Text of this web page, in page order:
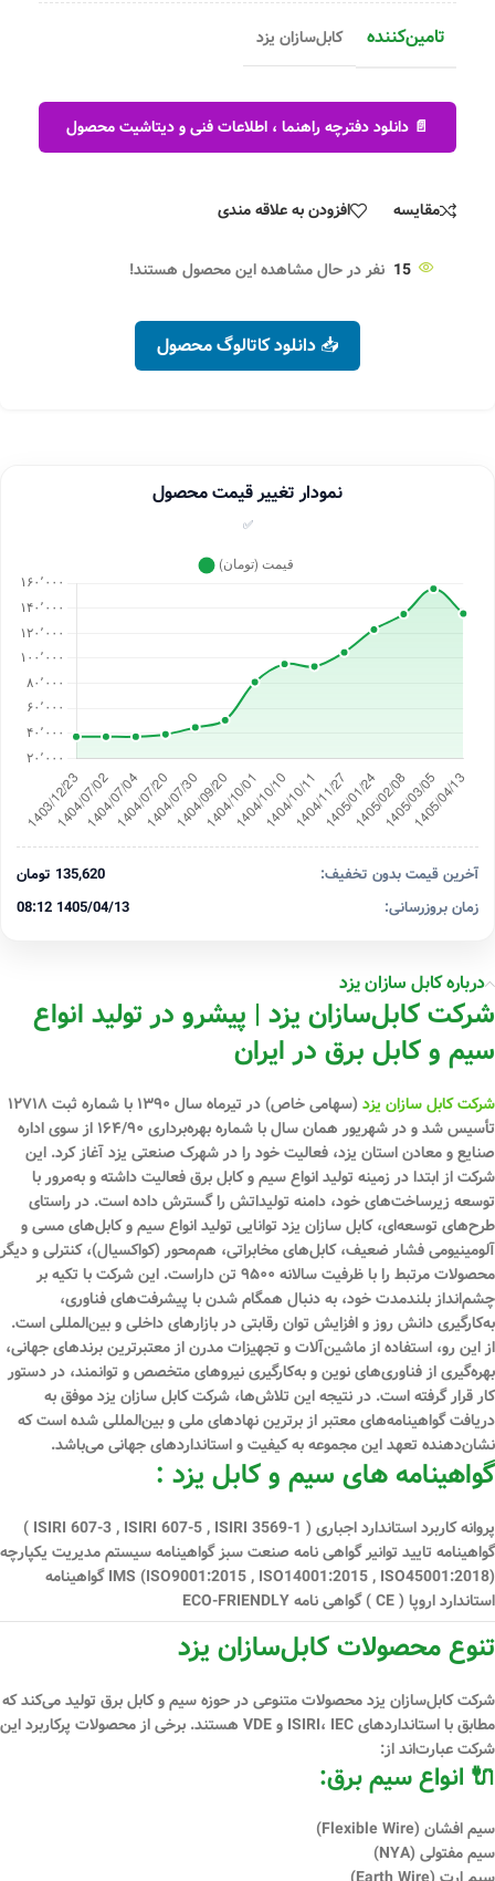
تامین‌کننده کابل‌سازان یزد
📄 دانلود دفترچه راهنما ، اطلاعات فنی و دیتاشیت محصول
مقایسه افزودن به علاقه مندی
15 نفر در حال مشاهده این محصول هستند!
📥 دانلود کاتالوگ محصول
نمودار تغییر قیمت محصول
✅
آخرین قیمت بدون تخفیف:
135,620 تومان
زمان بروزرسانی:
1405/04/13 08:12
درباره کابل سازان یزد
شرکت کابل‌سازان یزد | پیشرو در تولید انواع
سیم و کابل برق در ایران
شرکت کابل سازان یزد
(سهامی خاص) در تیرماه سال ۱۳۹۰ با شماره ثبت ۱۲۷۱۸
تأسیس شد و در شهریور همان سال با شماره بهره‌برداری ۱۶۴/۹۰ از سوی اداره
صنایع و معادن استان یزد، فعالیت خود را در شهرک صنعتی یزد آغاز کرد. این
شرکت از ابتدا در زمینه تولید انواع سیم و کابل برق فعالیت داشته و به‌مرور با
توسعه زیرساخت‌های خود، دامنه تولیداتش را گسترش داده است. در راستای
طرح‌های توسعه‌ای، کابل سازان یزد توانایی تولید انواع سیم و کابل‌های مسی و
آلومینیومی فشار ضعیف، کابل‌های مخابراتی، هم‌محور (کواکسیال)، کنترلی و دیگر
محصولات مرتبط را با ظرفیت سالانه ۹۵۰۰ تن داراست. این شرکت با تکیه بر
چشم‌انداز بلندمدت خود، به دنبال همگام شدن با پیشرفت‌های فناوری،
به‌کارگیری دانش روز و افزایش توان رقابتی در بازارهای داخلی و بین‌المللی است.
از این رو، استفاده از ماشین‌آلات و تجهیزات مدرن از معتبرترین برندهای جهانی،
بهره‌گیری از فناوری‌های نوین و به‌کارگیری نیروهای متخصص و توانمند، در دستور
کار قرار گرفته است. در نتیجه این تلاش‌ها، شرکت کابل سازان یزد موفق به
دریافت گواهینامه‌های معتبر از برترین نهادهای ملی و بین‌المللی شده است که
نشان‌دهنده تعهد این مجموعه به کیفیت و استانداردهای جهانی می‌باشد.
گواهینامه های سیم و کابل یزد :
پروانه کاربرد استاندارد اجباری ( ISIRI 607-3 , ISIRI 607-5 , ISIRI 3569-1 )
گواهینامه تایید توانیر گواهی نامه صنعت سبز گواهینامه سیستم مدیریت یكپارچه
IMS (ISO9001:2015 , ISO14001:2015 , ISO45001:2018) گواهینامه
استاندارد اروپا ( CE ) گواهی نامه ECO-FRIENDLY
تنوع محصولات کابل‌سازان یزد
شرکت کابل‌سازان یزد محصولات متنوعی در حوزه سیم و کابل برق تولید می‌کند که
مطابق با استانداردهایISIRI، IEC و VDE
هستند. برخی از محصولات پرکاربرد این
شرکت عبارت‌اند از:
🔌 انواع سیم برق:
سیم افشان (Flexible Wire)
سیم مفتولی (NYA)